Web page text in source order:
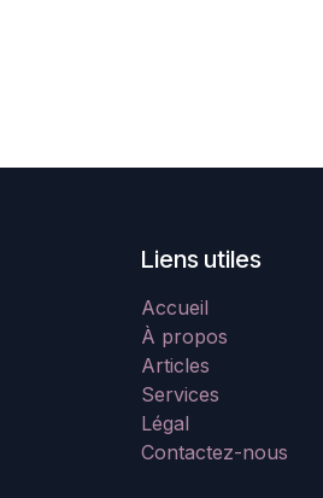
Liens utiles
Accueil
À propos
Articles
Services
Légal
Contactez-nous